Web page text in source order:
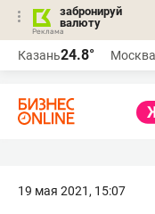
забронируй
валюту
Казань24.8° Москва
19 мая 2021, 15:07